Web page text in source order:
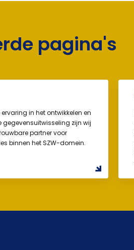
pagina's
in het ontwikkelen en
zijn wij
partner voor
binnen het SZW-domein.